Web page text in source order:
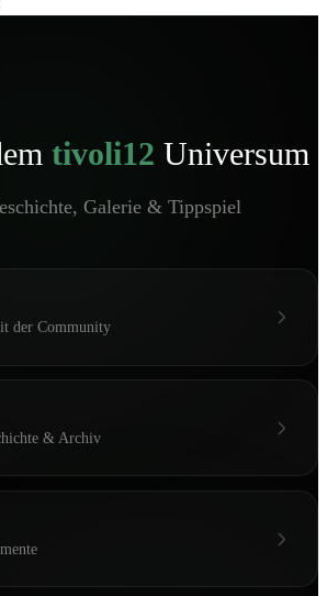
tivoli12 Universum
Galerie & Tippspiel
der Community
& Archiv